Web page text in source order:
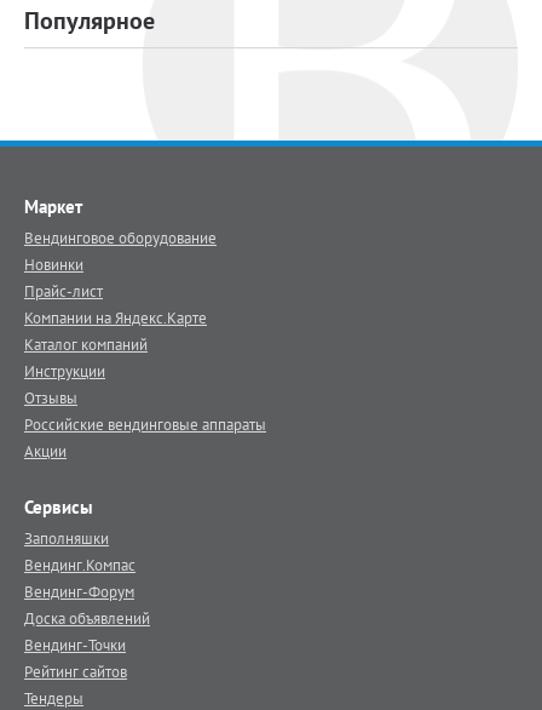
Популярное
Маркет
Вендинговое оборудование
Новинки
Прайс-лист
Компании на Яндекс.Карте
Каталог компаний
Инструкции
Отзывы
Российские вендинговые аппараты
Акции
Сервисы
Заполняшки
Вендинг.Компас
Вендинг-Форум
Доска объявлений
Вендинг-Точки
Рейтинг сайтов
Тендеры